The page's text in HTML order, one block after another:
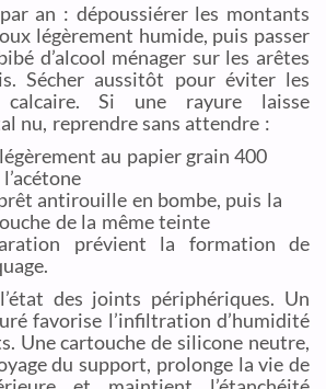
an : dépoussiérer les montants
légèrement humide, puis passer
d’alcool ménager sur les arêtes
Sécher aussitôt pour éviter les
calcaire. Si une rayure laisse
nu, reprendre sans attendre :
au papier grain 400
antirouille en bombe, puis la
de la même teinte
prévient la formation de
des joints périphériques. Un
favorise l’infiltration d’humidité
Une cartouche de silicone neutre,
du support, prolonge la vie de